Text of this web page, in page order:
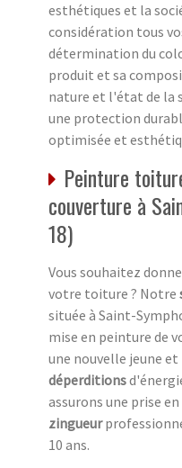
esthétiques et la
considération tous
détermination du
produit et sa
nature et l'état de la
une protection
optimisée et
Peinture
couverture à
18)
Vous souhaitez
votre toiture ? Notre
située à Saint-
mise en peinture de
une nouvelle jeune
déperditions
assurons une prise
zingueur
10 ans.